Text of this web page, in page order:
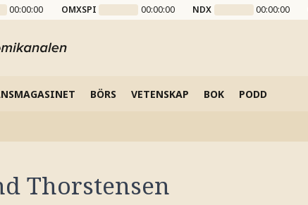
00:00:00 OMXSPI 00:00:00 NDX 00:00:00
BÖRS VETENSKAP BOK PODD
Thorstensen